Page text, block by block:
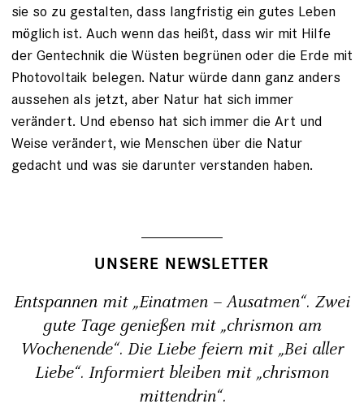
sie so zu gestalten, dass langfristig ein gutes Leben
möglich ist. Auch wenn das heißt, dass wir mit Hilfe
der Gentechnik die Wüsten begrünen oder die Erde mit
Photovoltaik belegen. Natur würde dann ganz anders
aussehen als jetzt, aber Natur hat sich immer
verändert. Und ebenso hat sich immer die Art und
Weise verändert, wie Menschen über die Natur
gedacht und was sie darunter verstanden haben.
UNSERE NEWSLETTER
Entspannen mit „Einatmen – Ausatmen“. Zwei
gute Tage genießen mit „chrismon am
Wochenende“. Die Liebe feiern mit „Bei aller
Liebe“. Informiert bleiben mit „chrismon
mittendrin“.